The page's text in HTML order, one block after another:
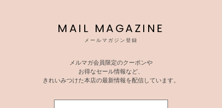
MAIL MAGAZINE
メールマガジン登録
メルマガ会員限定のクーポンや
お得なセール情報など、
きれいみつけた本店の最新情報を配信しています。